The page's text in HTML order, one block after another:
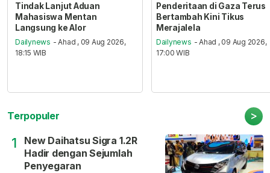
Tindak Lanjut Aduan
Mahasiswa Mentan
Langsung ke Alor
Dailynews - Ahad , 09 Aug 2026,
18:15 WIB
Penderitaan di Gaza Terus
Bertambah Kini Tikus
Merajalela
Dailynews - Ahad , 09 Aug 2026,
17:00 WIB
Terpopuler >
1
New Daihatsu Sigra 1.2R
Hadir dengan Sejumlah
Penyegaran